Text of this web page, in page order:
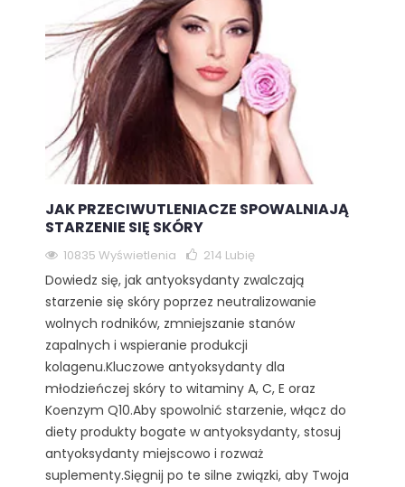
JAK PRZECIWUTLENIACZE SPOWALNIAJĄ
STARZENIE SIĘ SKÓRY
10835 Wyświetlenia 214 Lubię
Dowiedz się, jak antyoksydanty zwalczają
starzenie się skóry poprzez neutralizowanie
wolnych rodników, zmniejszanie stanów
zapalnych i wspieranie produkcji
kolagenu.Kluczowe antyoksydanty dla
młodzieńczej skóry to witaminy A, C, E oraz
Koenzym Q10.Aby spowolnić starzenie, włącz do
diety produkty bogate w antyoksydanty, stosuj
antyoksydanty miejscowo i rozważ
suplementy.Sięgnij po te silne związki, aby Twoja